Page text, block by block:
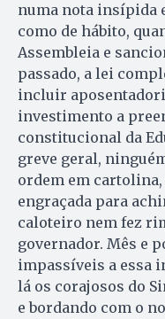
numa nota insípida
como de hábito,
Assembleia e
passado, a lei
incluir
investimento a
constitucional da
greve geral,
ordem em
engraçada para
caloteiro nem fez
governador. Mês e
impassíveis a essa
lá os corajosos do
e bordando com o